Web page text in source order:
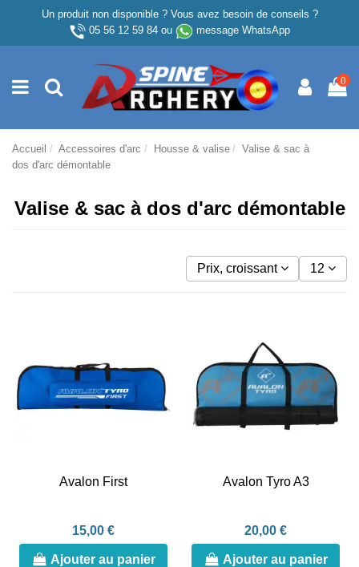
Un produit non disponible ? Vous avez besoin de conseils ?
05 56 12 59 84ou message WhatsApp
0
Accueil Accessoires d'arc Housse & valise
Valise & sac à
dos d'arc démontable
Valise & sac à dos d'arc démontable
Prix, croissant 12
Avalon First
15,00 €
Ajouter au panier
Avalon Tyro A3
20,00 €
Ajouter au panier